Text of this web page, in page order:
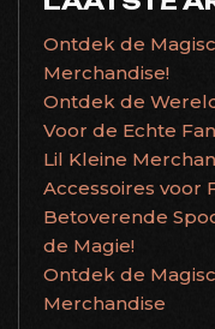
Ontdek de
Merchandise!
Ontdek de
Voor de Echte
Lil Kleine
Accessoires voor
Betoverende
de Magie!
Ontdek de
Merchandise